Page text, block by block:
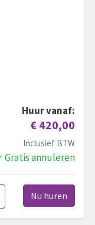
Huur vanaf:
€ 420,00
Inclusief BTW
Gratis annuleren
Nu huren